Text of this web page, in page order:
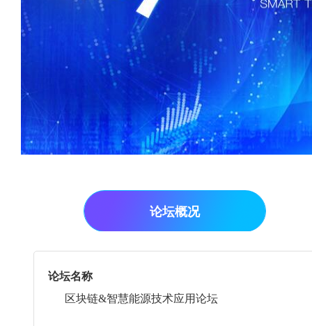
论坛概况
论坛名称
区块链&智慧能源技术应用论坛